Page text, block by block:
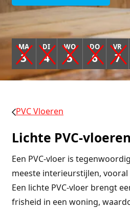
MA
3
DI
4
WO
5
DO
6
VR
7
PVC Vloeren
Lichte PVC-vloeren
Een PVC-vloer is
meeste interieurstijlen, vooral
Een lichte PVC-vloer brengt
frisheid in een woning,